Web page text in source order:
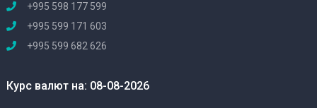
+995 598 177 599
+995 599 171 603
+995 599 682 626
Курс валют на: 08-08-2026